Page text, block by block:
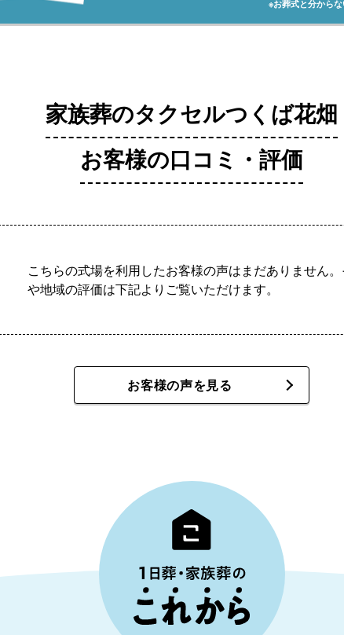
※お葬式と分からな
家族葬のタクセルつくば花畑
お客様の口コミ・評価
こちらの式場を利用したお客様の声はまだありません
や地域の評価は下記よりご覧いただけます。
お客様の声を見る